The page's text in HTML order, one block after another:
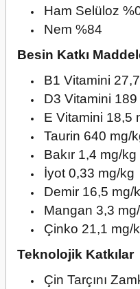
Ham Selüloz
Nem %84
Besin Katkı
B1 Vitamini
D3 Vitamini 189
E Vitamini 18,5
Taurin 640 mg/
Bakır 1,4 mg/kg
İyot 0,33 mg/kg
Demir 16,5 mg/
Mangan 3,3
Çinko 21,1 mg/
Teknolojik Katkılar
Çin Tarçını